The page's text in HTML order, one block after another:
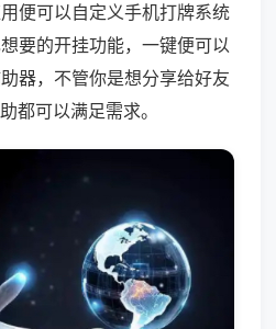
便可以自定义手机打牌系统
要的开挂功能，一键便可以
器，不管你是想分享给好友
都可以满足需求。